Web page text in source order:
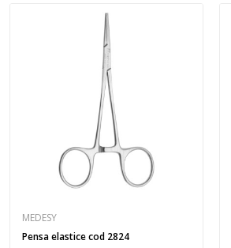
MEDESY
Pensa elastice cod 2824